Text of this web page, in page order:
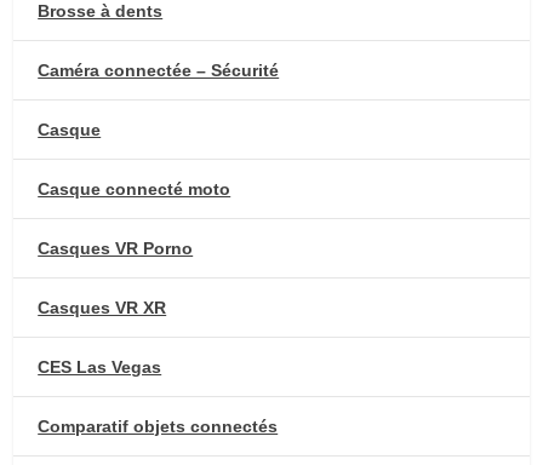
Brosse à dents
Caméra connectée – Sécurité
Casque
Casque connecté moto
Casques VR Porno
Casques VR XR
CES Las Vegas
Comparatif objets connectés